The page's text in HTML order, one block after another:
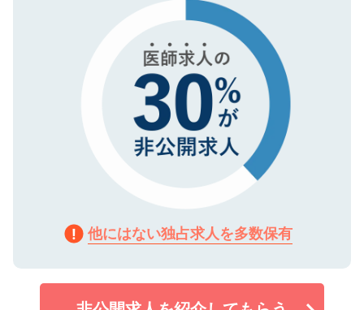
で、機密保持に関してもご安心ください。
他にはない独占求人を多数保有